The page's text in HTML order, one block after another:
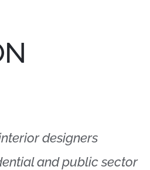
designers
and public sector